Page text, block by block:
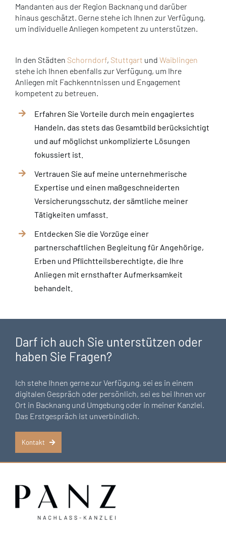
Mandanten aus der Region Backnang und darüber
hinaus geschätzt. Gerne stehe ich Ihnen zur Verfügung,
um individuelle Anliegen kompetent zu unterstützen.
In den Städten Schorndorf, Stuttgart und Waiblingen
stehe ich Ihnen ebenfalls zur Verfügung, um Ihre
Anliegen mit Fachkenntnissen und Engagement
kompetent zu betreuen.
Erfahren Sie Vorteile durch mein engagiertes
Handeln, das stets das Gesamtbild berücksichtigt
und auf möglichst unkomplizierte Lösungen
fokussiert ist.
Vertrauen Sie auf meine unternehmerische
Expertise und einen maßgeschneiderten
Versicherungsschutz, der sämtliche meiner
Tätigkeiten umfasst.
Entdecken Sie die Vorzüge einer
partnerschaftlichen Begleitung für Angehörige,
Erben und Pflichtteilsberechtigte, die Ihre
Anliegen mit ernsthafter Aufmerksamkeit
behandelt.
Darf ich auch Sie unterstützen oder
haben Sie Fragen?
Ich stehe Ihnen gerne zur Verfügung, sei es in einem
digitalen Gespräch oder persönlich, sei es bei Ihnen vor
Ort in Backnang und Umgebung oder in meiner Kanzlei.
Das Erstgespräch ist unverbindlich.
Kontakt